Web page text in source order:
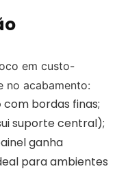
em custo-
no acabamento:
com bordas finas;
suporte central);
ganha
para ambientes